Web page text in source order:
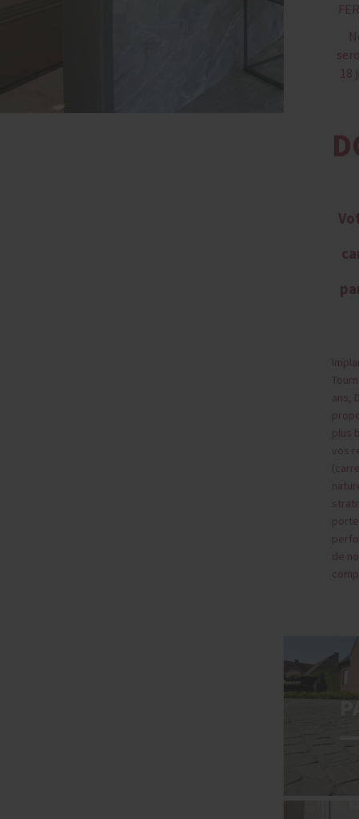
18
ans,
plus
vos
de